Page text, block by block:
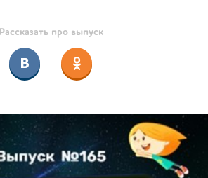
Рассказать про выпуск